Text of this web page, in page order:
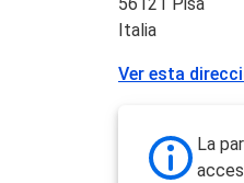
Italia
Ver esta
La